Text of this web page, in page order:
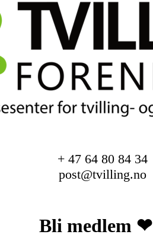
+ 47 64 80 84 34
post@tvilling.no
Bli medlem ❤︎